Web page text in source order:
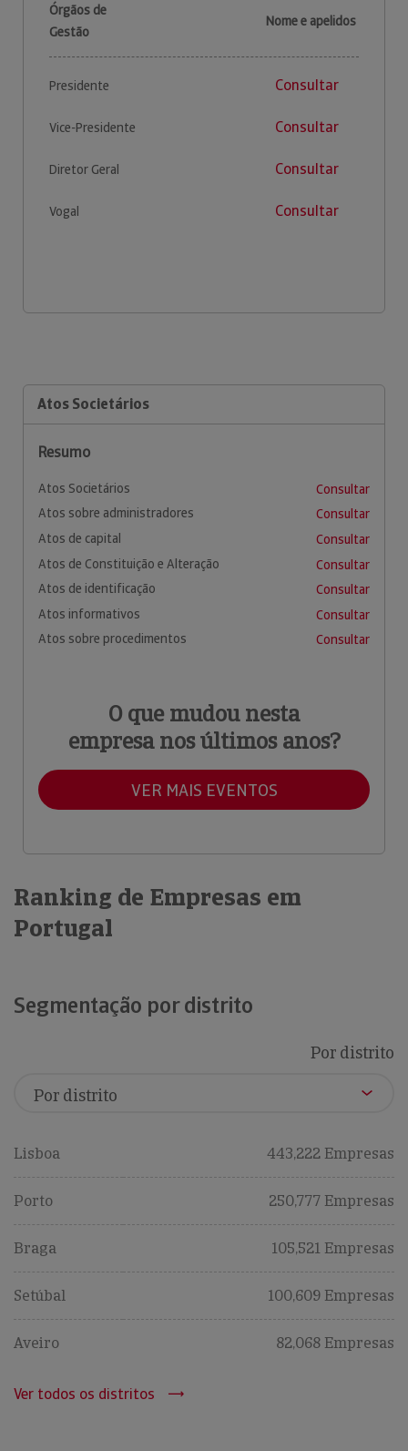
Órgãos de
Gestão
Nome e apelidos
Presidente Consultar
Vice-Presidente Consultar
Diretor Geral Consultar
Vogal Consultar
Atos Societários
Resumo
Atos Societários
Consultar
Atos sobre administradores
Consultar
Atos de capital
Consultar
Atos de Constituição e Alteração
Consultar
Atos de identificação
Consultar
Atos informativos
Consultar
Atos sobre procedimentos
Consultar
O que mudou nesta
empresa nos últimos anos?
VER MAIS EVENTOS
Ranking de Empresas em
Portugal
Segmentação por distrito
Por distrito
Lisboa 443,222 Empresas
Porto 250,777 Empresas
Braga 105,521 Empresas
Setúbal 100,609 Empresas
Aveiro 82,068 Empresas
Ver todos os distritos